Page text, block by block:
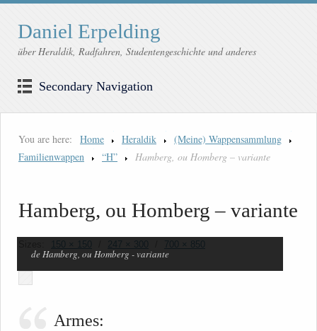
Daniel Erpelding
über Heraldik, Radfahren, Studentengeschichte und anderes
Secondary Navigation
You are here: Home Heraldik
(Meine) Wappensammlung
Familienwappen
“H” Hamberg, ou Homberg – variante
Hamberg, ou Homberg – variante
150 × 150 247 × 300 700 × 850
de Hamberg, ou Homberg - variante
Armes: